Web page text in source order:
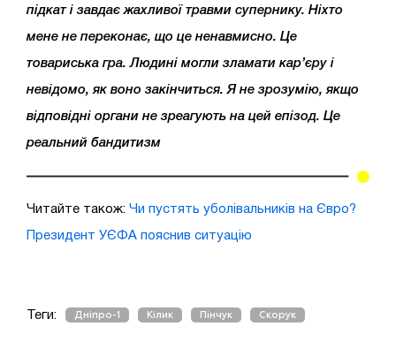
підкат і завдає жахливої травми супернику. Ніхто
мене не переконає, що це ненавмисно. Це
товариська гра. Людині могли зламати кар’єру і
невідомо, як воно закінчиться. Я не зрозумію, якщо
відповідні органи не зреагують на цей епізод. Це
реальний бандитизм
Читайте також: Чи пустять уболівальників на Євро?
Президент УЄФА пояснив ситуацію
Теги: Дніпро-1 Кілик Пінчук Скорук